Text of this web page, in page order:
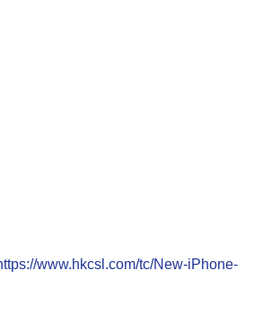
www.hkcsl.com/tc/New-iPhone-